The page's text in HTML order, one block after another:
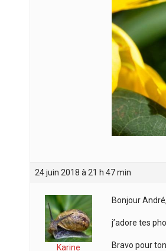
24 juin 2018 à 21 h 47 min
Karine
Bonjour
j’adore tes
Bravo pour